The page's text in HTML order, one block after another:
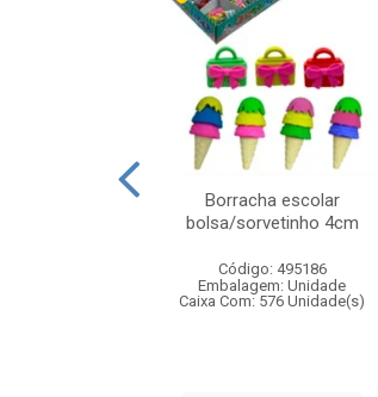
Borracha escolar
bolsa/sorvetinho 4cm
Código: 495186
Embalagem: Unidade
Caixa Com: 576 Unidade(s)